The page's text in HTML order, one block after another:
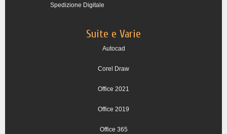
Spedizione Digitale
Suite e Varie
Autocad
Corel Draw
Office 2021
Office 2019
Office 365